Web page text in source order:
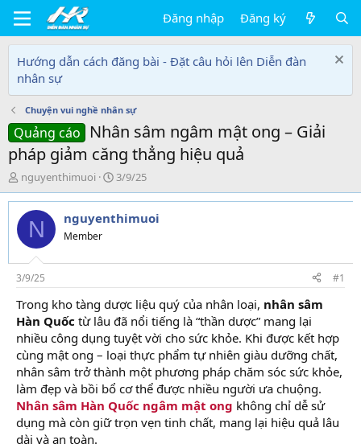
Đăng nhập Đăng ký
Hướng dẫn cách đăng bài - Đặt câu hỏi lên Diễn đàn
nhân sự
Chuyện vui nghề nhân sự
Quảng cáo
Nhân sâm ngâm mật ong – Giải
pháp giảm căng thẳng hiệu quả
T
h
r
e
d
s
t
a
r
t
e
r
nguyenthimuoi
N
g
à
y
i
3/9/25
N nguyenthimuoi
Member
3/9/25 #1
Trong kho tàng dược liệu quý của nhân loại, nhân sâm
Hàn Quốc từ lâu đã nổi tiếng là “thần dược” mang lại
nhiều công dụng tuyệt vời cho sức khỏe. Khi được kết hợp
cùng mật ong – loại thực phẩm tự nhiên giàu dưỡng chất,
nhân sâm trở thành một phương pháp chăm sóc sức khỏe,
làm đẹp và bồi bổ cơ thể được nhiều người ưa chuộng.
Nhân sâm Hàn Quốc ngâm mật ong không chỉ dễ sử
dụng mà còn giữ trọn vẹn tinh chất, mang lại hiệu quả lâu
dài và an toàn.